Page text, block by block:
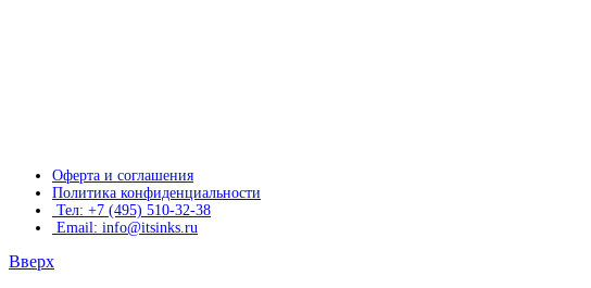
Оферта и соглашения
Политика конфиденциальности
Тел: +7 (495) 510-32-38
Email: info@itsinks.ru
Вверх